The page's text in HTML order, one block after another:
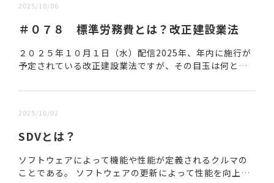
2025/10/06
＃０７８ 標準労務費とは？改正建設業法
２０２５年１０月１日（水）配信2025年、年内に施行が
予定されている改正建設業法ですが、その目玉は何と
費とは一体何でしょう？お分かりの方もたくさんいら...
2025/10/02
SDVとは？
ソフトウェアによって機能や性能が定義されるクルマの
ことである。 ソフトウェアの更新によって性能を向上さ